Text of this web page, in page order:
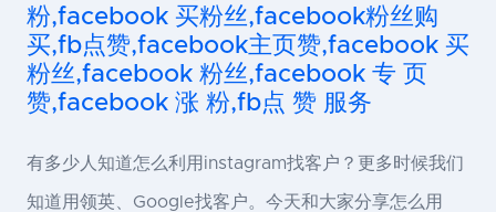
粉,facebook 买粉丝,facebook粉丝购
买,fb点赞,facebook主页赞,facebook 买
粉丝,facebook 粉丝,facebook 专 页
赞,facebook 涨 粉,fb点 赞 服务
有多少人知道怎么利用instagram找客户？更多时候我们
知道用领英、Google找客户。今天和大家分享怎么用